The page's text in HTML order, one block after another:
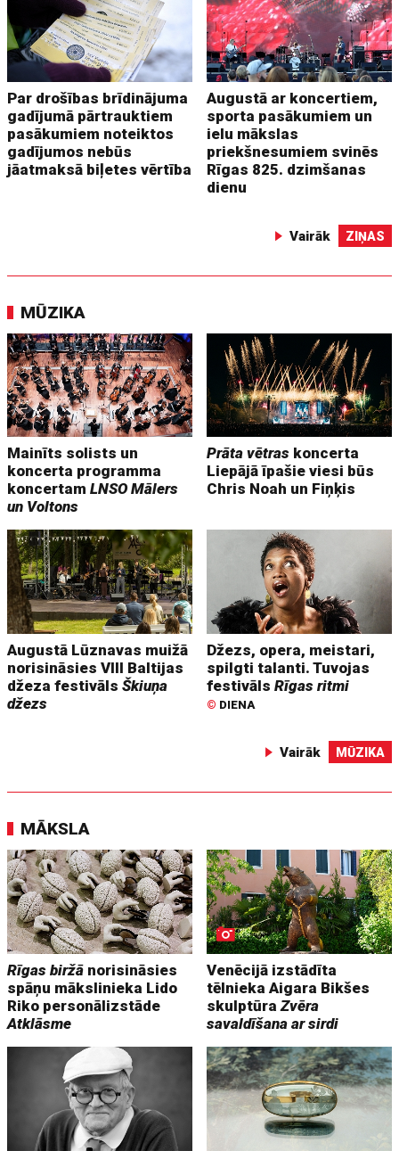
Par drošības brīdinājuma
gadījumā pārtrauktiem
pasākumiem noteiktos
gadījumos nebūs
jāatmaksā biļetes vērtība
Augustā ar koncertiem,
sporta pasākumiem un
ielu mākslas
priekšnesumiem svinēs
Rīgas 825. dzimšanas
dienu
Vairāk ZIŅAS
MŪZIKA
Mainīts solists un
koncerta programma
koncertamLNSO Mālers
un Voltons
Prāta vētras koncerta
Liepājā īpašie viesi būs
Chris Noah un Fiņķis
Augustā Lūznavas muižā
norisināsies VIII Baltijas
džeza festivālsŠkiuņa
džezs
Džezs, opera, meistari,
spilgti talanti. Tuvojas
festivālsRīgas ritmi
© DIENA
Vairāk MŪZIKA
MĀKSLA
Rīgas biržā norisināsies
spāņu mākslinieka Lido
Riko personālizstāde
Atklāsme
Venēcijā izstādīta
tēlnieka Aigara Bikšes
skulptūraZvēra
savaldīšana ar sirdi